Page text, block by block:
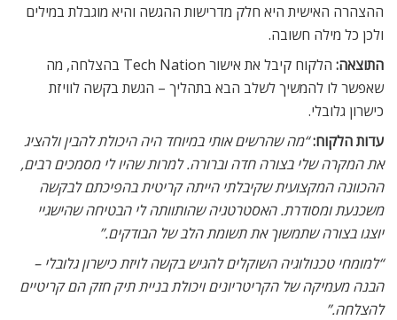
ההצהרה האישית היא חלק מדרישות ההגשה והיא מוגבלת במילים
ולכן כל מילה חשובה.
התוצאה:
הלקוח קיבל את אישור Tech Nation בהצלחה, מה
שאפשר לו להמשיך לשלב הבא בתהליך – הגשת בקשה לוויזת
כישרון גלובלי.
עדות הלקוח:“מה שהרשים אותי במיוחד היה היכולת להבין ולהציג
את המקרה שלי בצורה חדה וברורה. למרות שהיו לי מסמכים רבים,
ההכוונה המקצועית שקיבלתי הייתה קריטית בהפיכתם לבקשה
משכנעת ומסודרת. האסטרטגיה שהותוותה לי הבטיחה שהישגיי
יוצגו בצורה שתמשוך את תשומת הלב של הבודקים.”
“למומחי טכנולוגיה השוקלים להגיש בקשה לויזת כישרון גלובלי –
הבנה מעמיקה של הקריטריונים ויכולת בניית תיק חזק הם קריטיים
להצלחה.”